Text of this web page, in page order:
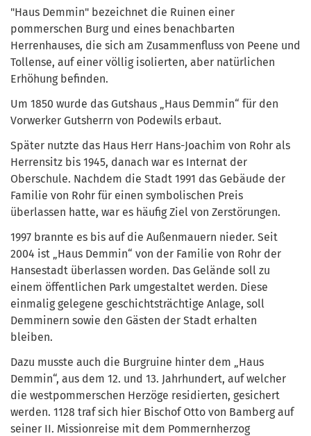
"Haus Demmin" bezeichnet die Ruinen einer
pommerschen Burg und eines benachbarten
Herrenhauses, die sich am Zusammenfluss von Peene und
Tollense, auf einer völlig isolierten, aber natürlichen
Erhöhung befinden.
Um 1850 wurde das Gutshaus „Haus Demmin“ für den
Vorwerker Gutsherrn von Podewils erbaut.
Später nutzte das Haus Herr Hans-Joachim von Rohr als
Herrensitz bis 1945, danach war es Internat der
Oberschule. Nachdem die Stadt 1991 das Gebäude der
Familie von Rohr für einen symbolischen Preis
überlassen hatte, war es häufig Ziel von Zerstörungen.
1997 brannte es bis auf die Außenmauern nieder. Seit
2004 ist „Haus Demmin“ von der Familie von Rohr der
Hansestadt überlassen worden. Das Gelände soll zu
einem öffentlichen Park umgestaltet werden. Diese
einmalig gelegene geschichtsträchtige Anlage, soll
Demminern sowie den Gästen der Stadt erhalten
bleiben.
Dazu musste auch die Burgruine hinter dem „Haus
Demmin“, aus dem 12. und 13. Jahrhundert, auf welcher
die westpommerschen Herzöge residierten, gesichert
werden. 1128 traf sich hier Bischof Otto von Bamberg auf
seiner II. Missionreise mit dem Pommernherzog